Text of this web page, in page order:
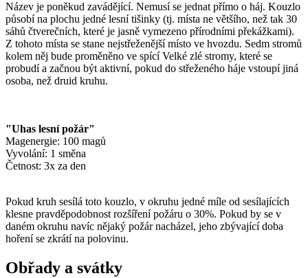
Název je poněkud zavádějící. Nemusí se jednat přímo o háj. Kouzlo
působí na plochu jedné lesní tišinky (tj. místa ne většího, než tak 30
sáhů čtverečních, které je jasně vymezeno přírodními překážkami).
Z tohoto místa se stane nejstřeženější místo ve hvozdu. Sedm stromů
kolem něj bude proměněno ve spící Velké zlé stromy, které se
probudí a začnou být aktivní, pokud do střeženého háje vstoupí jiná
osoba, než druid kruhu.
"Uhas lesní požár"
Magenergie: 100 magů
Vyvolání: 1 směna
Četnost: 3x za den
Pokud kruh sesílá toto kouzlo, v okruhu jedné míle od sesílajících
klesne pravděpodobnost rozšíření požáru o 30%. Pokud by se v
daném okruhu navíc nějaký požár nacházel, jeho zbývající doba
hoření se zkrátí na polovinu.
Obřady a svátky